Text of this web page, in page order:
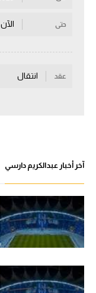
أمم إفريقيا
كرة السلة الأمريكية
كرة سلة
كرة يد
الوطن العربي
حتى الآن
عقد انتقال
آخر أخبار عبدالكريم دارسي